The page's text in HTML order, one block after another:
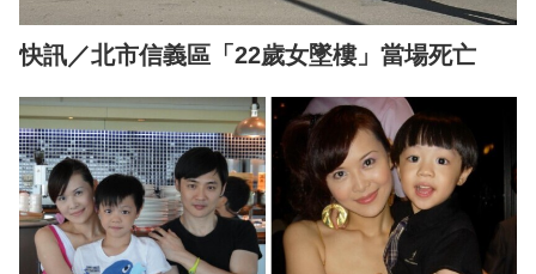
快訊／北市信義區「22歲女墜樓」當場死亡